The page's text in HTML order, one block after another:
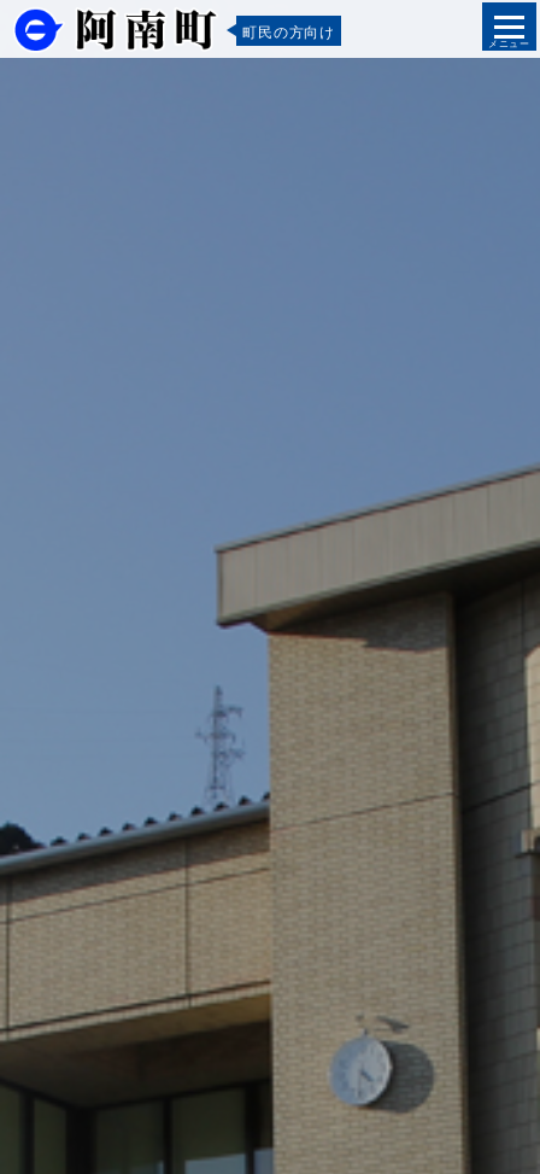
町民の方向け
メニュー